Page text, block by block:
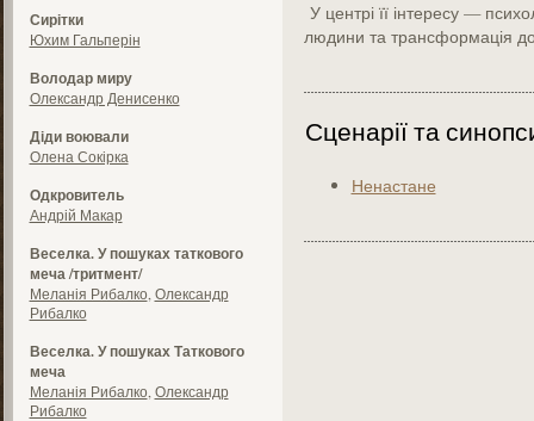
Сирітки
Юхим Гальперін
Володар миру
Олександр Денисенко
Діди воювали
Олена Сокірка
Одкровитель
Андрій Макар
Веселка. У пошуках таткового
меча /тритмент/
Меланія Рибалко Олександр
Рибалко
Веселка. У пошуках Таткового
меча
Меланія Рибалко Олександр
Рибалко
У центрі її інтересу —
людини та трансформація
Сценарії та
Ненастане